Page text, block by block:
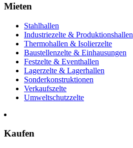
Mieten
Stahlhallen
Industriezelte & Produktionshallen
Thermohallen & Isolierzelte
Baustellenzelte & Einhausungen
Festzelte & Eventhallen
Lagerzelte & Lagerhallen
Sonderkonstruktionen
Verkaufszelte
Umweltschutzzelte
Kaufen